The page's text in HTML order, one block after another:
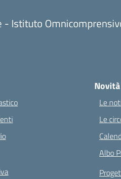
- Istituto
Novità
Le
Le
Albo